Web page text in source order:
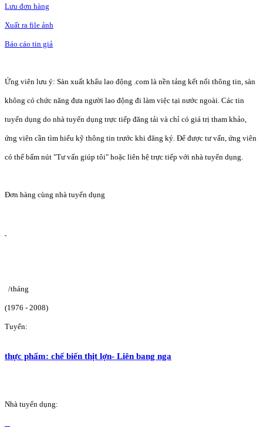
Lưu đơn hàng
Xuất ra file ảnh
Báo cáo tin giả
Ứng viên lưu ý: Sàn xuất khẩu lao động .com là nền tảng kết nối thông tin, sàn
không có chức năng đưa người lao động đi làm việc tại nước ngoài. Các tin
tuyển dụng do nhà tuyển dụng trực tiếp đăng tải và chỉ có giá trị tham khảo,
ứng viên cần tìm hiểu kỹ thông tin trước khi đăng ký. Để được tư vấn, ứng viên
có thể bấm nút "Tư vấn giúp tôi" hoặc liên hệ trực tiếp với nhà tuyển dụng.
Đơn hàng cùng nhà tuyển dụng
/tháng
(1976 - 2008)
Tuyển:
thực phẩm: chế biến thịt lợn- Liên bang nga
Nhà tuyển dụng: